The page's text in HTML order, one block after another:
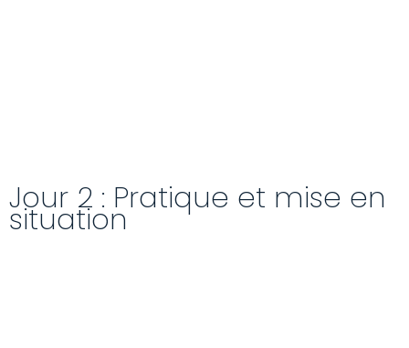
Jour 2 : Pratique et mise en
situation